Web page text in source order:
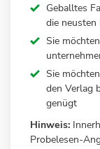
Geballtes
die
Sie
Sie
den Verlag
genügt
Hinweis:
Probelesen-